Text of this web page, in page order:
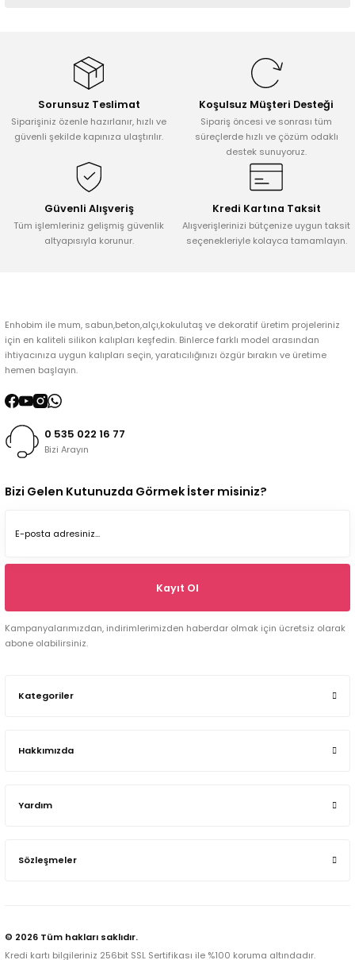
tarafımıza iletebilirsiniz.
Görüş ve önerileriniz için teşekkür ederiz.
Ürün resmi kalitesiz, bozuk veya görüntülenemiyor.
Ürün açıklamasında eksik bilgiler bulunuyor.
Ürün fiyatı diğer sitelerden daha pahalı.
Bu ürüne benzer farklı alternatifler olmalı.
Sorunsuz Teslimat
Siparişiniz özenle hazırlanır, hızlı ve
güvenli şekilde kapınıza ulaştırılır.
Koşulsuz Müşteri Desteği
Sipariş öncesi ve sonrası tüm
süreçlerde hızlı ve çözüm odaklı
destek sunuyoruz.
Güvenli Alışveriş
Tüm işlemleriniz gelişmiş güvenlik
altyapısıyla korunur.
Kredi Kartına Taksit
Alışverişlerinizi bütçenize uygun taksit
seçenekleriyle kolayca tamamlayın.
Enhobim ile mum, sabun,beton,alçı,kokulutaş ve dekoratif üretim projeleriniz
için en kaliteli silikon kalıpları keşfedin. Binlerce farklı model arasından
ihtiyacınıza uygun kalıpları seçin, yaratıcılığınızı özgür bırakın ve üretime
hemen başlayın.
0 535 022 16 77
Bizi Arayın
Kategoriler
Hakkımızda
Yardım
Sözleşmeler
Bizi Gelen Kutunuzda Görmek İster misiniz?
Kayıt Ol
Kampanyalarımızdan, indirimlerimizden haberdar olmak için ücretsiz olarak
abone olabilirsiniz.
© 2026 Tüm hakları saklıdır.
Kredi kartı bilgileriniz 256bit SSL Sertifikası ile %100 koruma altındadır.